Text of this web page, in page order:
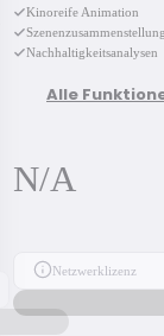
Kinoreife Animation
Szenenzusammenstellung
Nachhaltigkeitsanalysen
Alle
N/A
Netzwerklizenz